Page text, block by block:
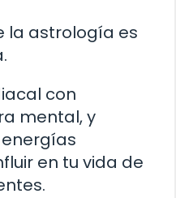
la astrología es
con
mental, y
en tu vida de